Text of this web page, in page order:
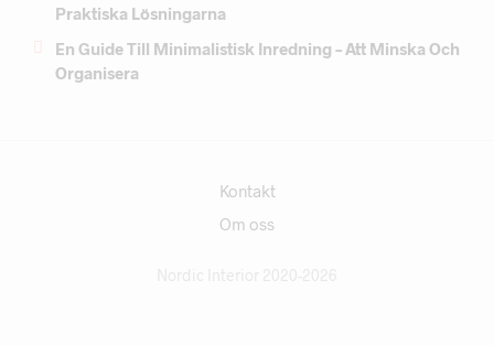
Praktiska Lösningarna
En Guide Till Minimalistisk Inredning – Att Minska Och
Organisera
Kontakt
Om oss